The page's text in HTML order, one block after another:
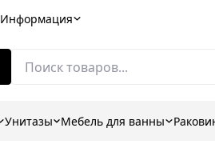
Информация
Унитазы Мебель для ванны